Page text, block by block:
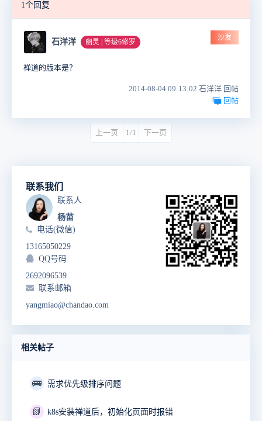
1个回复
石洋洋 幽灵 | 等级6修罗
沙发
禅道的版本是？
2014-08-04 09:13:02 石洋洋 回帖
回帖
上一页 1/1 下一页
联系我们
联系人
杨苗
电话(微信)
13165050229
QQ号码
2692096539
联系邮箱
yangmiao@chandao.com
相关帖子
🚌 需求优先级排序问题
📗 k8s安装禅道后，初始化页面时报错